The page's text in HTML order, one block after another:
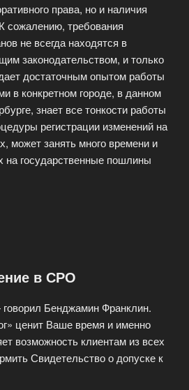
права, но и наличия
сожалению, требования
не всегда находятся в
законодательством, и только
достаточным опытом работы
в конкретном городе, в данном
знает все тонкости работы
регистрации изменений на
может занять много времени и
на государственные пошлины
в СРО
Бенджамин Франклин.
ценит Ваше время и именно
возможность клиентам из всех
Свидетельство о допуске к